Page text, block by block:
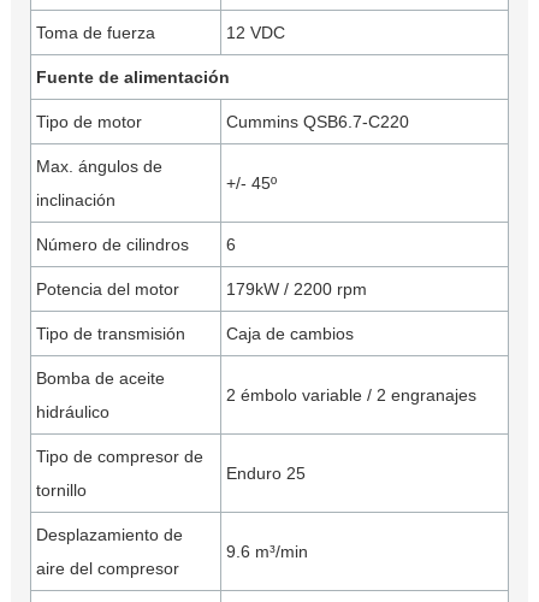
Toma de fuerza 12 VDC
Fuente de alimentación
Tipo de motor Cummins QSB6.7-C220
Max. ángulos de
inclinación
+/- 45º
Número de cilindros 6
Potencia del motor 179kW / 2200 rpm
Tipo de transmisión Caja de cambios
Bomba de aceite
hidráulico
2 émbolo variable / 2 engranajes
Tipo de compresor de
tornillo
Enduro 25
Desplazamiento de
aire del compresor
9.6 m³/min